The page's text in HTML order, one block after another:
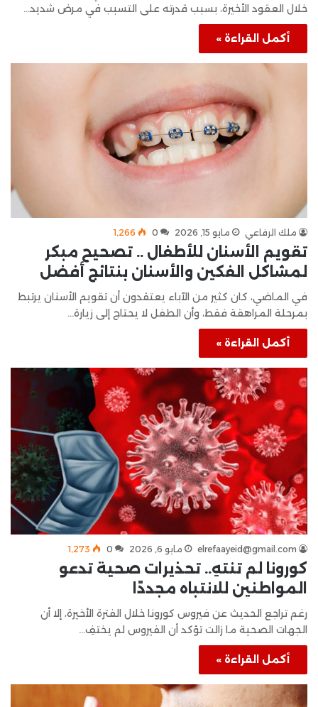
خلال العقود الأخيرة، بسبب قدرته على التسبب في مرض شديد…
أكمل القراءة »
ملك الرفاعي مايو 15, 2026 0 1٬266
تقويم الأسنان للأطفال .. تصحيح مبكر
لمشاكل الفكين والأسنان بنتائج أفضل
في الماضي، كان كثير من الآباء يعتقدون أن تقويم الأسنان يرتبط
بمرحلة المراهقة فقط، وأن الطفل لا يحتاج إلى زيارة…
أكمل القراءة »
elrefaayeid@gmail.com مايو 6, 2026 0 1٬273
كورونا لم تنتهِ.. تحذيرات صحية تدعو
المواطنين للانتباه مجددًا
رغم تراجع الحديث عن فيروس كورونا خلال الفترة الأخيرة، إلا أن
الجهات الصحية ما زالت تؤكد أن الفيروس لم يختفِ…
أكمل القراءة »